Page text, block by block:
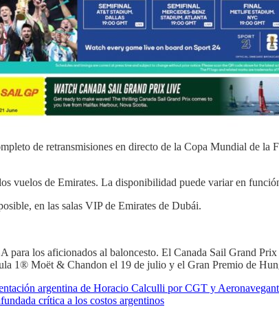
de retransmisiones en directo de la Copa Mundial de
vuelos de Emirates. La disponibilidad puede variar en
en las salas VIP de Emirates de Dubái.
los aficionados al baloncesto. El Canada Sail Grand Prix
1® Moët & Chandon el 19 de julio y el Gran Premio de
argentina de Horacio Calculli por CGT y
crítica a los costos argentinos